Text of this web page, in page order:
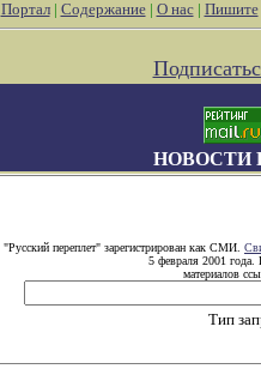
Портал| Содержание| О нас| Пишите
НОВОСТИ
"Русский переплет" зарегистрирован как СМИ.
5 февраля 2001 года.
материалов
Тип